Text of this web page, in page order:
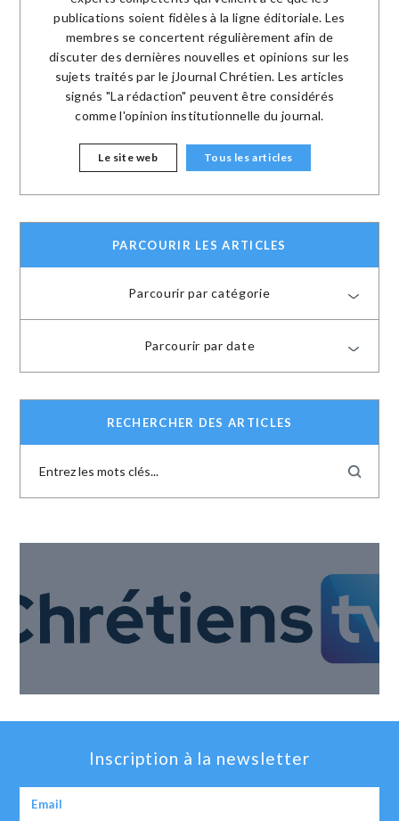
publications soient fidèles à la ligne éditoriale. Les
membres se concertent régulièrement afin de
discuter des dernières nouvelles et opinions sur les
sujets traités par le jJournal Chrétien. Les articles
signés "La rédaction" peuvent être considérés
comme l'opinion institutionnelle du journal.
Le site web Tous les articles
PARCOURIR LES ARTICLES
Parcourir par catégorie
Parcourir par date
RECHERCHER DES ARTICLES
Inscription à la newsletter